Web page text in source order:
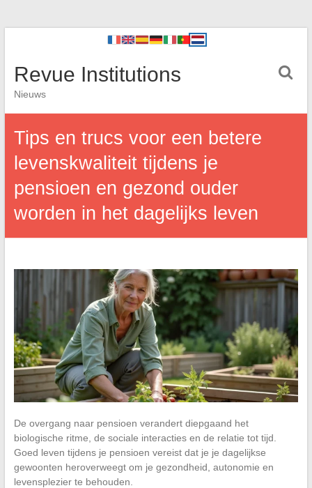
Revue Institutions
Nieuws
Tips en trucs voor een betere
levenskwaliteit tijdens je
pensioen en gezond ouder
worden in het dagelijks leven
De overgang naar pensioen verandert diepgaand het
biologische ritme, de sociale interacties en de relatie tot tijd.
Goed leven tijdens je pensioen vereist dat je je dagelijkse
gewoonten heroverweegt om je gezondheid, autonomie en
levensplezier te behouden.